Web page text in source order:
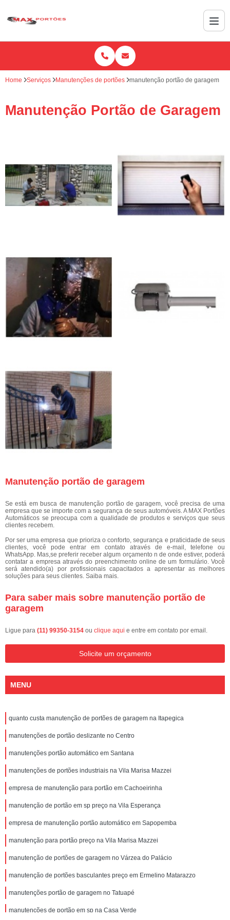
Home Serviços Manutenções de portões manutenção portão de garagem
Manutenção Portão de Garagem
Manutenção portão de garagem
Se está em busca de manutenção portão de garagem, você precisa de uma
empresa que se importe com a segurança de seus automóveis. A MAX Portões
Automáticos se preocupa com a qualidade de produtos e serviços que seus
clientes recebem.
Por ser uma empresa que prioriza o conforto, segurança e praticidade de seus
clientes, você pode entrar em contato através de e-mail, telefone ou
WhatsApp. Mas,se preferir receber algum orçamento n de onde estiver, poderá
contatar a empresa através do preenchimento online de um formulário. Você
será atendido(a) por profissionais capacitados a apresentar as melhores
soluções para seus clientes. Saiba mais.
Para saber mais sobre manutenção portão de
garagem
Ligue para (11) 99350-3154 ou clique aqui e entre em contato por email.
Solicite um orçamento
MENU
quanto custa manutenção de portões de garagem na Itapegica
manutenções de portão deslizante no Centro
manutenções portão automático em Santana
manutenções de portões industriais na Vila Marisa Mazzei
empresa de manutenção para portão em Cachoeirinha
manutenção de portão em sp preço na Vila Esperança
empresa de manutenção portão automático em Sapopemba
manutenção para portão preço na Vila Marisa Mazzei
manutenção de portões de garagem no Várzea do Palácio
manutenção de portões basculantes preço em Ermelino Matarazzo
manutenções portão de garagem no Tatuapé
manutenções de portão em sp na Casa Verde